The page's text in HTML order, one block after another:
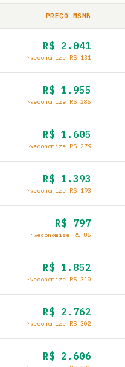
PREÇO MSMB
R$ 2.041
economize R$ 131
R$ 1.955
economize R$ 285
R$ 1.605
economize R$ 279
R$ 1.393
economize R$ 193
R$ 797
economize R$ 85
R$ 1.852
economize R$ 310
R$ 2.762
economize R$ 302
R$ 2.606